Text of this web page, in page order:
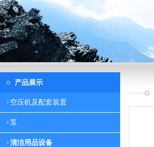
产品展示
空压机及配套装置
泵
清洁用品设备